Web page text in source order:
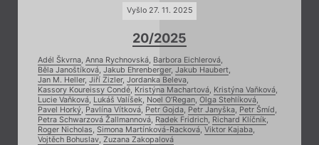
Vyšlo 27. 11. 2025
20/2025
Adél Škvrna, Anna Rychnovská, Barbora Eichlerová,
Běla Janoštíková, Jakub Ehrenberger, Jakub Haubert,
Jan M. Heller, Jiří Zizler, Jordanka Beleva,
Kassory Koureissy Condé, Kristýna Machartová, Kristýna Vaňková,
Lucie Vaňková, Lukáš Valíšek, Noel O’Regan, Olga Stehlíková,
Pavel Horký, Pavlína Vítková, Petr Gojda, Petr Janyška, Petr Šmíd,
Petra Schwarzová Žallmannová, Radek Fridrich, Richard Klíčník,
Roger Nicholas, Simona Martínková-Racková, Viktor Kajaba,
Vojtěch Bohuslav, Zuzana Zakopalová